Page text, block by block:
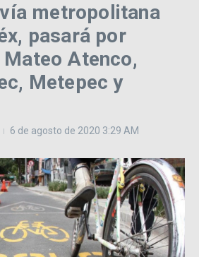
metropolitana
pasará por
Mateo Atenco,
Metepec y
6 de agosto de 2020 3:29 AM